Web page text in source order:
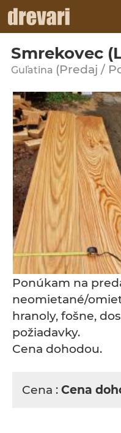
Smrekovec
Guľatina (Predaj /
Ponúkam na
neomietané/
hranoly, fošne,
požiadavky.
Cena dohodou.
Cena : Cena